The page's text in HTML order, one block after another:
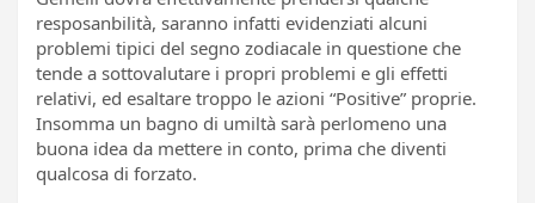
resposanbilità, saranno infatti evidenziati alcuni
problemi tipici del segno zodiacale in questione che
tende a sottovalutare i propri problemi e gli effetti
relativi, ed esaltare troppo le azioni “Positive” proprie.
Insomma un bagno di umiltà sarà perlomeno una
buona idea da mettere in conto, prima che diventi
qualcosa di forzato.